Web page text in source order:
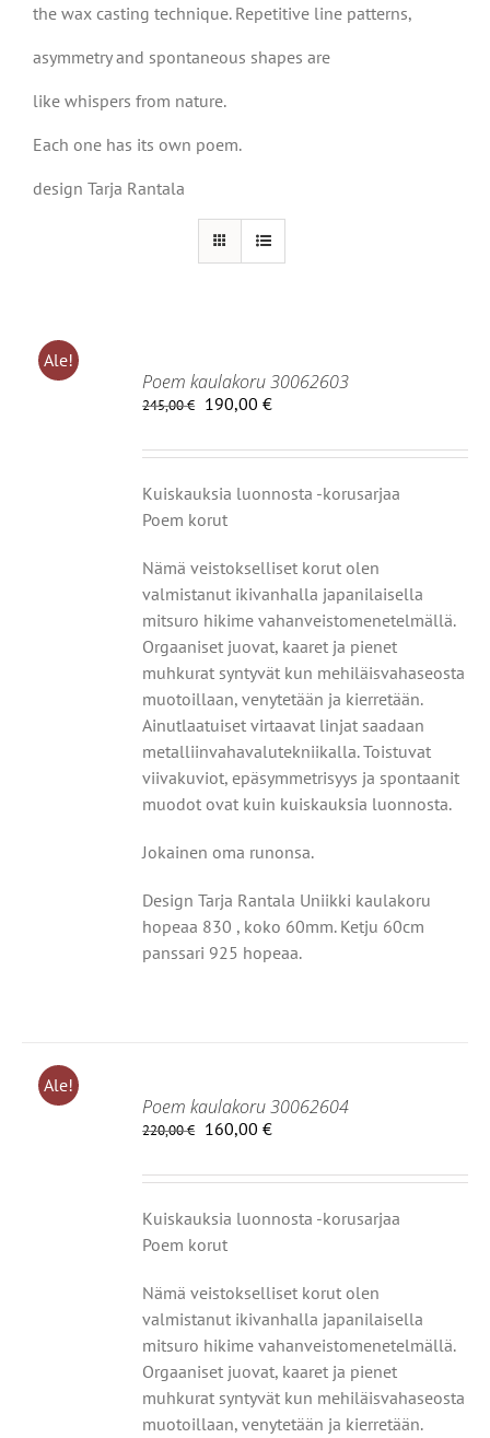
the wax casting technique. Repetitive line patterns,
asymmetry and spontaneous shapes are
like whispers from nature.
Each one has its own poem.
design Tarja Rantala
Ale!
Poem kaulakoru 30062603
245,00€ Alkuperäinen
oli:
190,00€Nykyinen
on:
Kuiskauksia luonnosta -korusarjaa
Poem korut
Nämä veistokselliset korut olen
valmistanut ikivanhalla japanilaisella
mitsuro hikime vahanveistomenetelmällä.
Orgaaniset juovat, kaaret ja pienet
muhkurat syntyvät kun mehiläisvahaseosta
muotoillaan, venytetään ja kierretään.
Ainutlaatuiset virtaavat linjat saadaan
metalliinvahavalutekniikalla. Toistuvat
viivakuviot, epäsymmetrisyys ja spontaanit
muodot ovat kuin kuiskauksia luonnosta.
Jokainen oma runonsa.
Design Tarja Rantala Uniikki kaulakoru
hopeaa 830 , koko 60mm. Ketju 60cm
panssari 925 hopeaa.
Ale!
Poem kaulakoru 30062604
220,00€ Alkuperäinen
oli:
160,00€Nykyinen
on:
Kuiskauksia luonnosta -korusarjaa
Poem korut
Nämä veistokselliset korut olen
valmistanut ikivanhalla japanilaisella
mitsuro hikime vahanveistomenetelmällä.
Orgaaniset juovat, kaaret ja pienet
muhkurat syntyvät kun mehiläisvahaseosta
muotoillaan, venytetään ja kierretään.